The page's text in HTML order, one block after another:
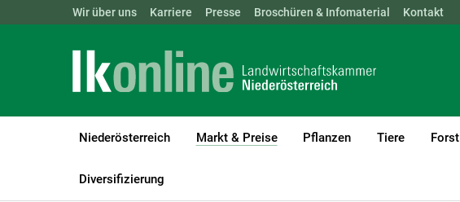
Landwirtschaftskammern: ÖSTERREICH BGLD KTN NÖ OÖ SBG
Wir über uns Karriere Presse Broschüren & Infomaterial Kontakt
Niederösterreich Markt & Preise
(current)1
Pflanzen Tiere Forst
Diversifizierung
LK Niederösterreich